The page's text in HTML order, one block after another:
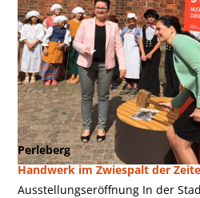
Perleberg
Handwerk im Zwiespalt der
Ausstellungseröffnung In der